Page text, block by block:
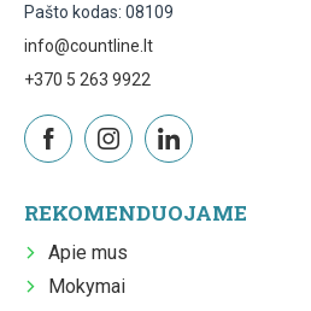
Pašto kodas: 08109
info@countline.lt
+370 5 263 9922
REKOMENDUOJAME
Apie mus
Mokymai